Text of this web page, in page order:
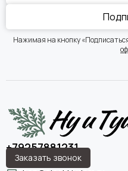
Нажимая на кнопку
+79257881231
Заказать звонок